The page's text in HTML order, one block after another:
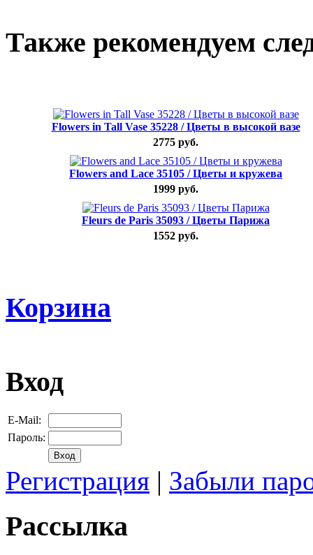
Также рекомендуем
Flowers in Tall Vase 35228 / Цветы в высокой вазе
2775 руб.
Flowers and Lace 35105 / Цветы и кружева
1999 руб.
Fleurs de Paris 35093 / Цветы Парижа
1552 руб.
Корзина
Вход
E-Mail:
Пароль:
Регистрация | Забыли
Рассылка